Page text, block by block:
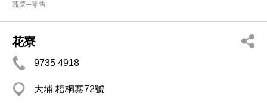
蔬菜─零售
花寮
9735 4918
大埔 梧桐寨72號